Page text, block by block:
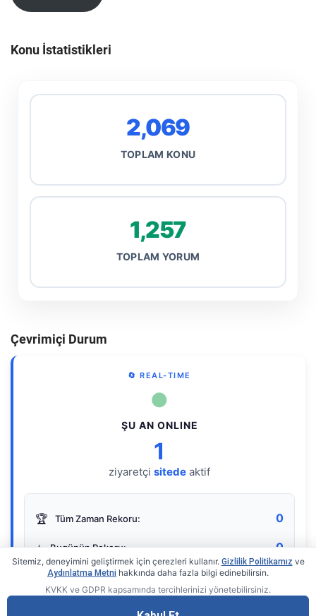
Konu İstatistikleri
2,069
TOPLAM KONU
1,257
TOPLAM YORUM
Çevrimiçi Durum
🔄 REAL-TIME
●
ŞU AN ONLINE
1
ziyaretçi sitede aktif
🏆 Tüm Zaman Rekoru: 0
⭐ Bugünün Rekoru: 0
Gerçek zamanlı sayaç
Sitemiz, deneyimini geliştirmek için çerezleri kullanır. Gizlilik Politikamız ve
Aydınlatma Metni hakkında daha fazla bilgi edinebilirsin.
KVKK ve GDPR kapsamında tercihlerinizi yönetebilirsiniz.